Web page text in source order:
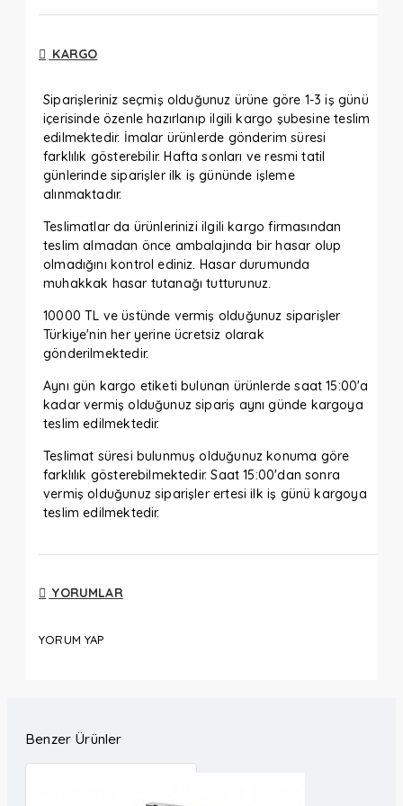
KARGO
Siparişleriniz seçmiş olduğunuz ürüne göre 1-3 iş günü
içerisinde özenle hazırlanıp ilgili kargo şubesine teslim
edilmektedir. İmalar ürünlerde gönderim süresi
farklılık gösterebilir. Hafta sonları ve resmi tatil
günlerinde siparişler ilk iş gününde işleme
alınmaktadır.
Teslimatlar da ürünlerinizi ilgili kargo firmasından
teslim almadan önce ambalajında bir hasar olup
olmadığını kontrol ediniz. Hasar durumunda
muhakkak hasar tutanağı tutturunuz.
10000 TL ve üstünde vermiş olduğunuz siparişler
Türkiye'nin her yerine ücretsiz olarak
gönderilmektedir.
Aynı gün kargo etiketi bulunan ürünlerde saat 15:00'a
kadar vermiş olduğunuz sipariş aynı günde kargoya
teslim edilmektedir.
Teslimat süresi bulunmuş olduğunuz konuma göre
farklılık gösterebilmektedir. Saat 15:00'dan sonra
vermiş olduğunuz siparişler ertesi ilk iş günü kargoya
teslim edilmektedir.
YORUMLAR
YORUM YAP
Benzer Ürünler